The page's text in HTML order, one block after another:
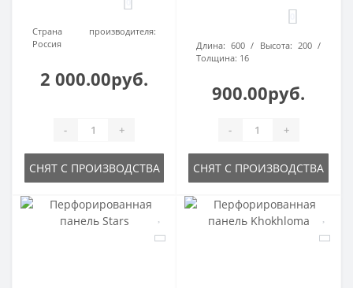
Страна производителя:
Россия
2 000.00руб.
- +
СНЯТ С ПРОИЗВОДСТВА
Длина: 600 Высота: 200
Толщина: 16
900.00руб.
- +
СНЯТ С ПРОИЗВОДСТВА